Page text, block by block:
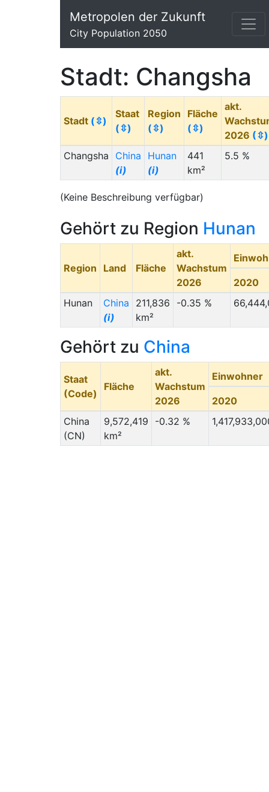
Metropolen der Zukunft
City Population 2050
Stadt: Changsha
Stadt (⇳)
Staat
(⇳)
Region
(⇳)
Fläche
(⇳)
akt.
2026 (⇳)
Changsha
China
(i)
Hunan
(i)
441
km²
5.5 %
(Keine Beschreibung verfügbar)
Gehört zu Region Hunan
Region Land Fläche
akt.
Wachstum
2026
2020
Hunan
China
(i)
211,836
km²
-0.35 %
Gehört zu China
Staat
(Code)
Fläche
akt.
Wachstum
2026
Einwohner
2020
China
(CN)
9,572,419
km²
-0.32 %